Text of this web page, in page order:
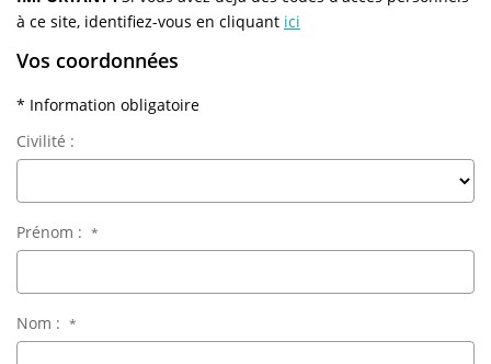
à ce site, identifiez-vous en cliquant ici
Vos coordonnées
* Information obligatoire
Civilité :
Prénom : *
Nom : *